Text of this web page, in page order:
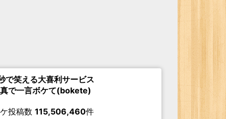
で笑える大喜利サービス
で一言ボケて(bokete)
投稿数 115,506,460件